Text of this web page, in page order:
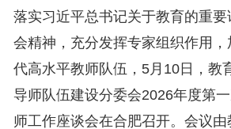
落实习近平总书记关于教育的重
会精神，充分发挥专家组织作用
代高水平教师队伍，5月10日，教
导师队伍建设分委会2026年度第
师工作座谈会在合肥召开。会议